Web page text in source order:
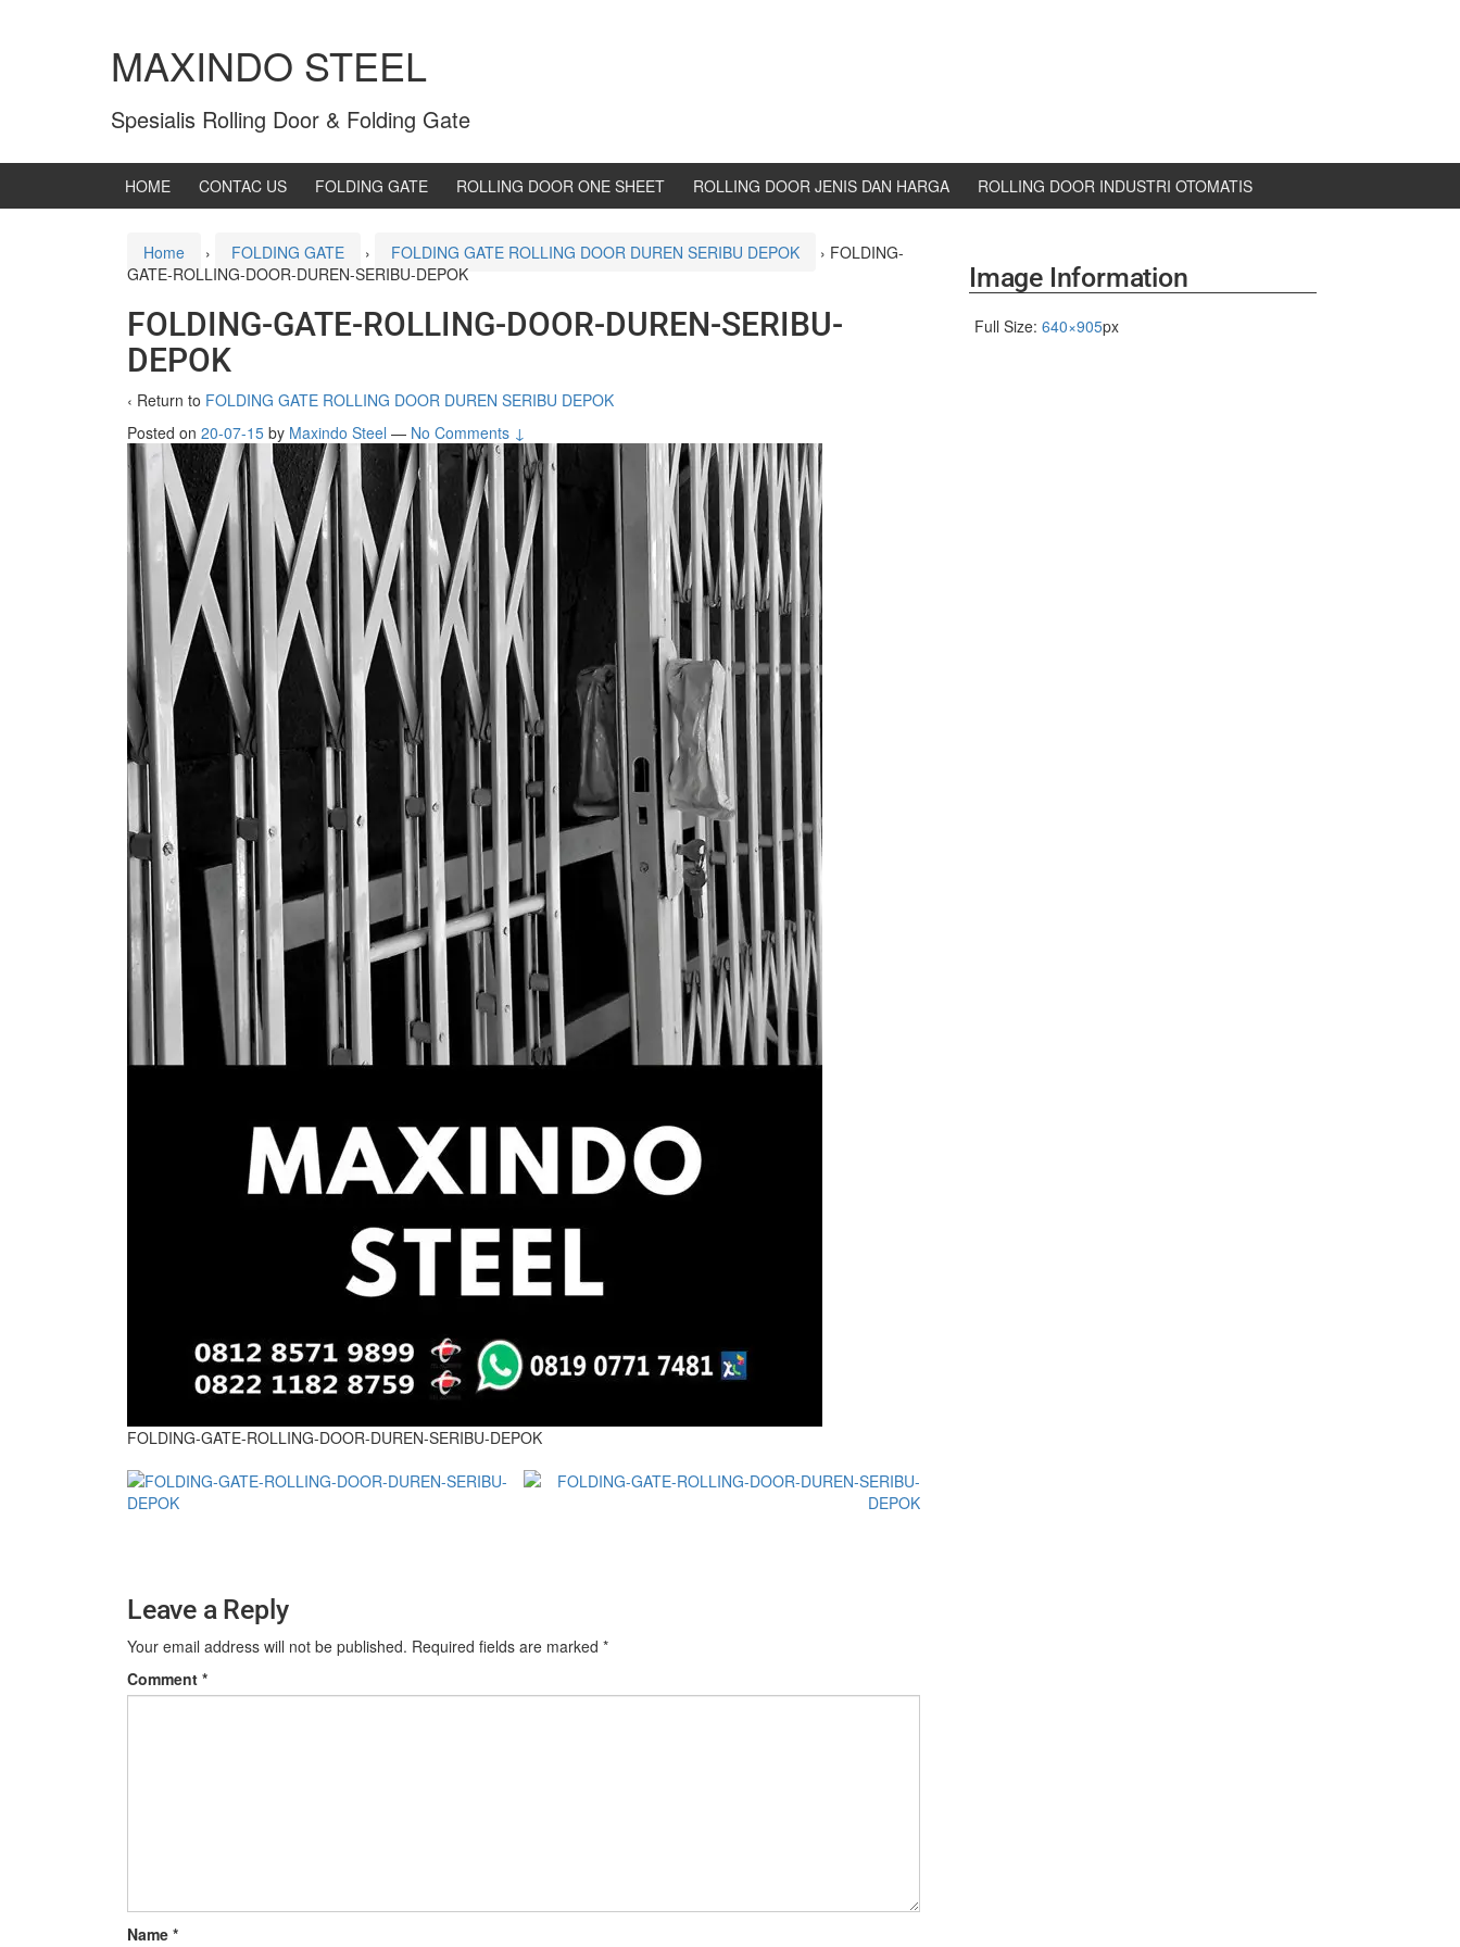
MAXINDO STEEL
Spesialis Rolling Door & Folding Gate
HOME CONTAC US FOLDING GATE ROLLING DOOR ONE SHEET ROLLING DOOR JENIS DAN HARGA ROLLING DOOR INDUSTRI OTOMATIS
Home › FOLDING GATE › FOLDING GATE ROLLING DOOR DUREN SERIBU DEPOK › FOLDING-
GATE-ROLLING-DOOR-DUREN-SERIBU-DEPOK
FOLDING-GATE-ROLLING-DOOR-DUREN-SERIBU-
DEPOK
‹ Return to FOLDING GATE ROLLING DOOR DUREN SERIBU DEPOK
Posted on 20-07-15 by Maxindo Steel — No Comments ↓
FOLDING-GATE-ROLLING-DOOR-DUREN-SERIBU-DEPOK
Leave a Reply
Your email address will not be published. Required fields are marked *
Comment *
Name *
Image Information
Full Size: 640×905px